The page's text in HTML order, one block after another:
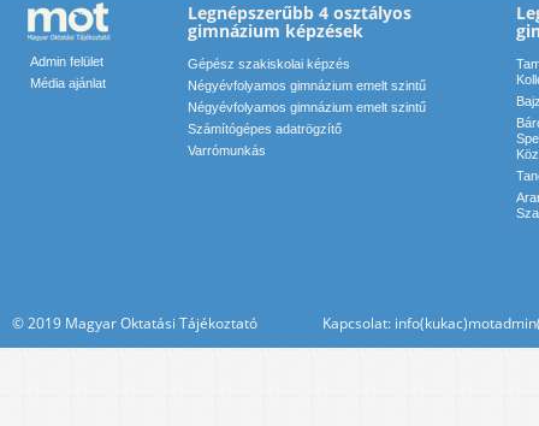
Admin felület
Média ajánlat
Legnépszerűbb 4 osztályos
gimnázium képzések
Gépész szakiskolai képzés
Négyévfolyamos gimnázium emelt szintű
Négyévfolyamos gimnázium emelt szintű
Számítógépes adatrögzítő
Varrómunkás
© 2019 Magyar Oktatási Tájékoztató Kapcsolat: